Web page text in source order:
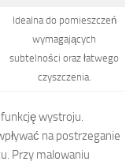
Idealna do pomieszczeń
wymagających
subtelności oraz łatwego
czyszczenia.
wystroju.
na postrzeganie
Przy malowaniu